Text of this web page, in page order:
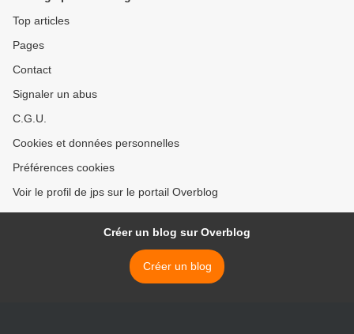
Top articles
Pages
Contact
Signaler un abus
C.G.U.
Cookies et données personnelles
Préférences cookies
Voir le profil de jps sur le portail Overblog
Créer un blog sur Overblog
Créer un blog